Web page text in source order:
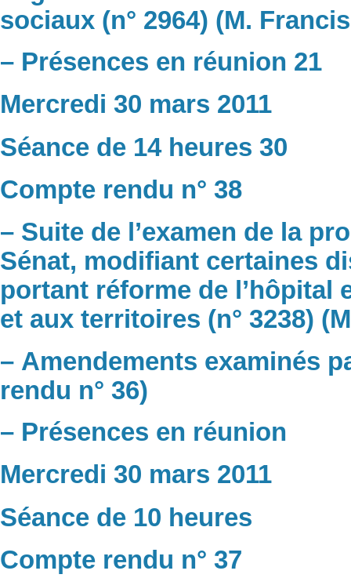
sociaux (n° 2964) (M.
– Présences en réunion 21
Mercredi 30 mars 2011
Séance de 14 heures 30
Compte rendu n° 38
– Suite de l’examen de la
Sénat, modifiant certaines
portant réforme de l’hôpital
et aux territoires (n° 3238)
– Amendements examinés
rendu n° 36)
– Présences en réunion
Mercredi 30 mars 2011
Séance de 10 heures
Compte rendu n° 37